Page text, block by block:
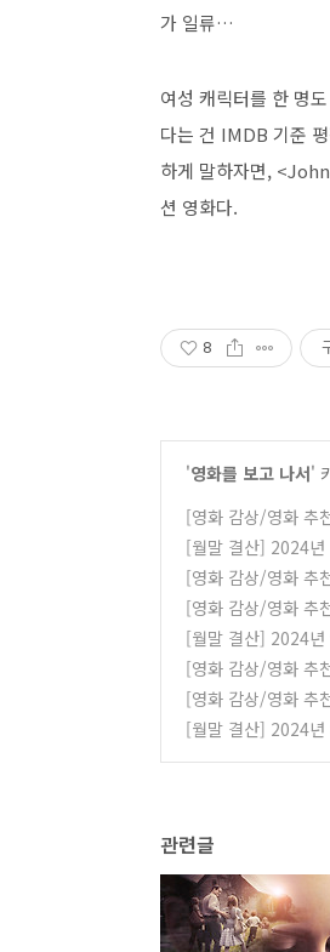
가 일류…
여성 캐릭터를 한 명
다는 건 IMDB 기준
하게 말하자면,
션 영화다.
8
'영화를 보고 나서'
[영화 감상/영화
[월말 결산] 2024
[영화 감상/영화
[영화 감상/영화
[월말 결산] 2024년
[영화 감상/영화
[영화 감상/영화 추
[월말 결산] 2024년
관련글